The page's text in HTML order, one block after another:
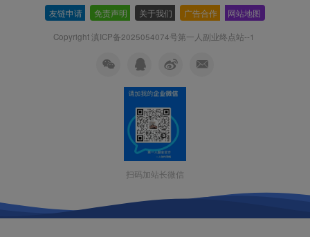
友链申请 免责声明 关于我们 广告合作 网站地图
Copyright 滇ICP备2025054074号第一人副业终点站--1
扫码加站长微信